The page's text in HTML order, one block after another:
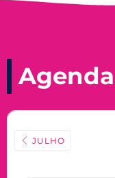
Agenda
JULHO